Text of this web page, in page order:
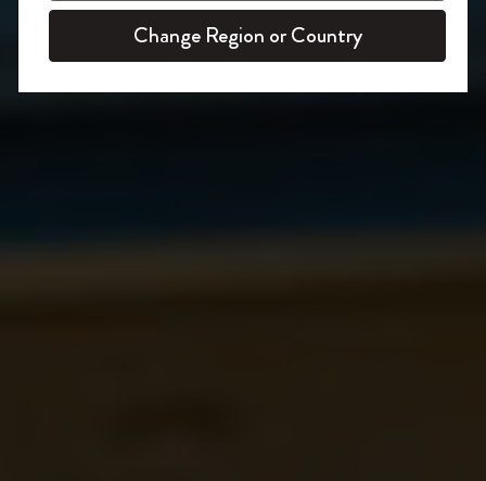
今すぐ会員登録 !
Change Region or Country